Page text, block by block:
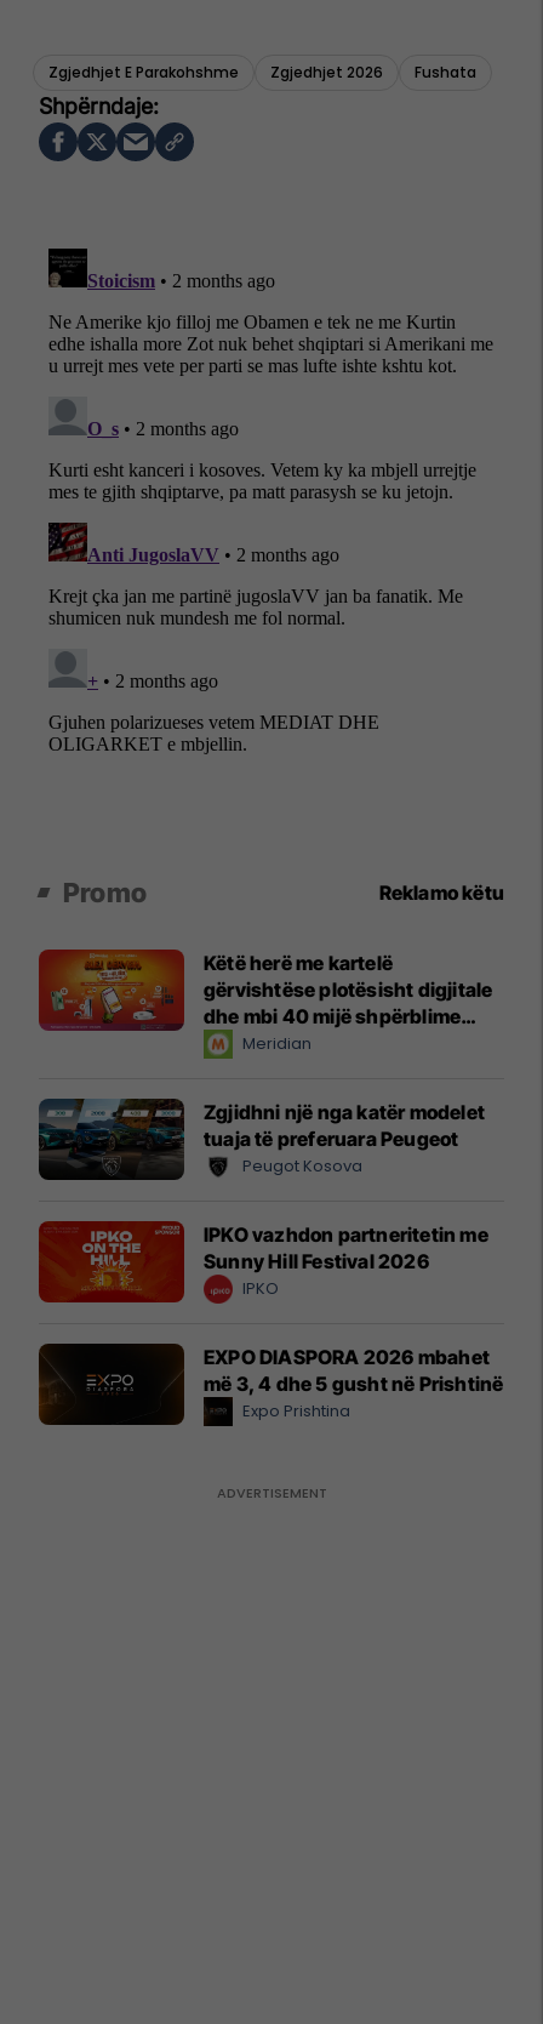
Zgjedhjet E Parakohshme Zgjedhjet 2026 Fushata
Promo Reklamo këtu
Këtë herë me kartelë
gërvishtëse plotësisht digjitale
dhe mbi 40 mijë shpërblime
instant!Meridian
Zgjidhni një nga katër modelet
tuaja të preferuara Peugeot
Peugot Kosova
IPKO vazhdon partneritetin me
Sunny Hill Festival 2026
IPKO
EXPO DIASPORA 2026 mbahet
më 3, 4 dhe 5 gusht në Prishtinë
Expo Prishtina